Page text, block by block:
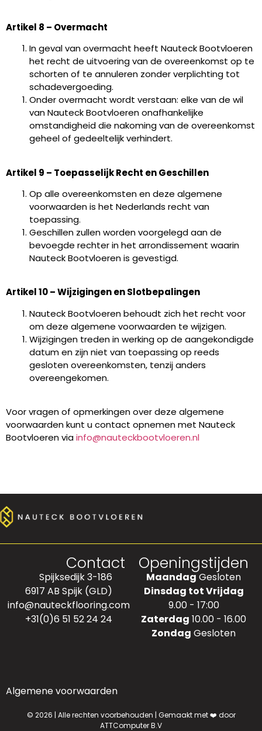
Artikel 8 – Overmacht
In geval van overmacht heeft Nauteck Bootvloeren
het recht de uitvoering van de overeenkomst op te
schorten of te annuleren zonder verplichting tot
schadevergoeding.
Onder overmacht wordt verstaan: elke van de wil
van Nauteck Bootvloeren onafhankelijke
omstandigheid die nakoming van de overeenkomst
geheel of gedeeltelijk verhindert.
Artikel 9 – Toepasselijk Recht en Geschillen
Op alle overeenkomsten en deze algemene
voorwaarden is het Nederlands recht van
toepassing.
Geschillen zullen worden voorgelegd aan de
bevoegde rechter in het arrondissement waarin
Nauteck Bootvloeren is gevestigd.
Artikel 10 – Wijzigingen en Slotbepalingen
Nauteck Bootvloeren behoudt zich het recht voor
om deze algemene voorwaarden te wijzigen.
Wijzigingen treden in werking op de aangekondigde
datum en zijn niet van toepassing op reeds
gesloten overeenkomsten, tenzij anders
overeengekomen.
Voor vragen of opmerkingen over deze algemene
voorwaarden kunt u contact opnemen met Nauteck
Bootvloeren viainfo@nauteckbootvloeren.nl
Contact
Spijksedijk 3-186
6917 AB Spijk (GLD)
info@nauteckflooring.com
+31(0)6 51 52 24 24
Openingstijden
Maandag Gesloten
Dinsdag tot Vrijdag
9.00 - 17:00
Zaterdag 10.00 - 16.00
Zondag Gesloten
Algemene voorwaarden
© 2026 | Alle rechten voorbehouden | Gemaakt met ❤️ door
ATTComputer B.V